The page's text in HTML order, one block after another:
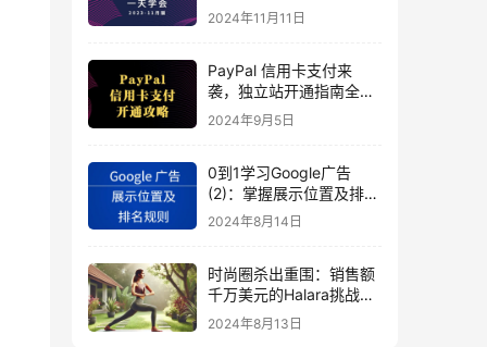
2024年11月11日
PayPal 信用卡支付来
袭，独立站开通指南全揭
秘
2024年9月5日
0到1学习Google广告
(2)：掌握展示位置及排名
规则
2024年8月14日
时尚圈杀出重围：销售额
千万美元的Halara挑战
SHEIN成新时尚巨头
（上）
2024年8月13日